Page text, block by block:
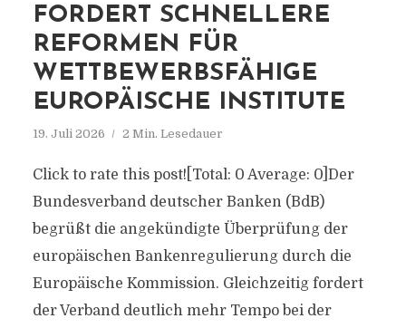
FORDERT SCHNELLERE
REFORMEN FÜR
WETTBEWERBSFÄHIGE
EUROPÄISCHE INSTITUTE
19. Juli 2026 2 Min. Lesedauer
Click to rate this post![Total: 0 Average: 0]Der
Bundesverband deutscher Banken (BdB)
begrüßt die angekündigte Überprüfung der
europäischen Bankenregulierung durch die
Europäische Kommission. Gleichzeitig fordert
der Verband deutlich mehr Tempo bei der